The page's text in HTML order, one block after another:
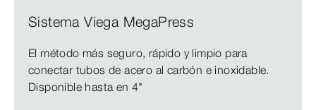
Sistema Viega MegaPress
El método más seguro, rápido y limpio para
conectar tubos de acero al carbón e inoxidable.
Disponible hasta en 4"